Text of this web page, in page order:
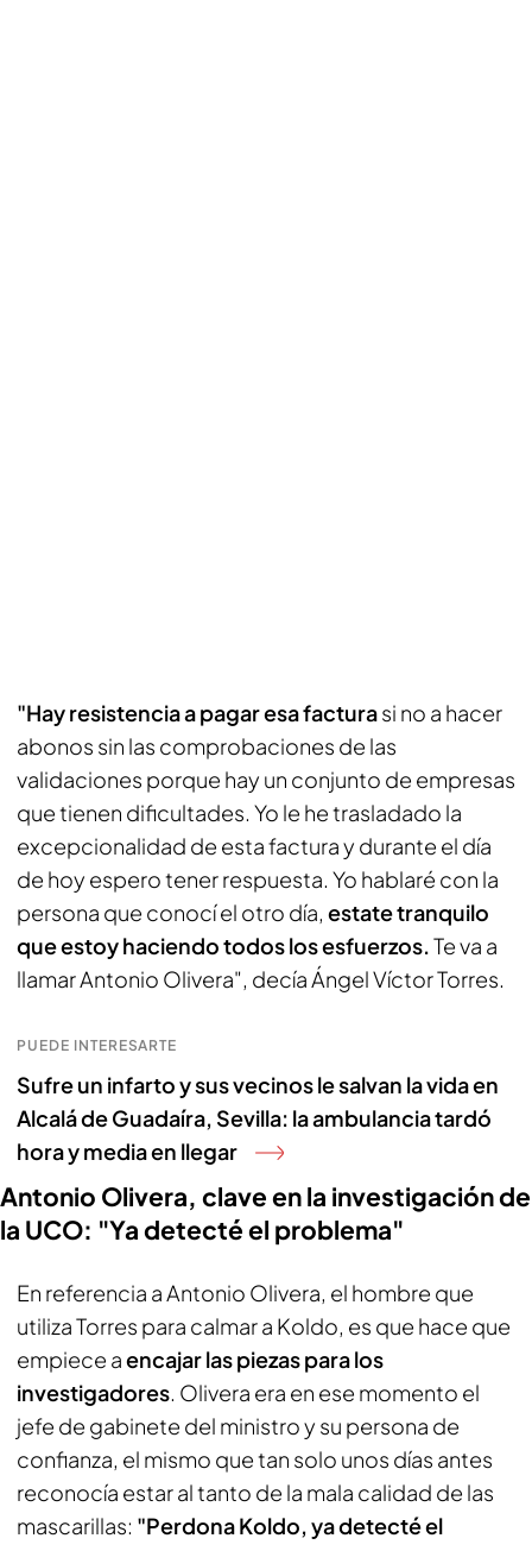
"Hay resistencia a pagar esa facturasi no a hacer
abonos sin las comprobaciones de las
validaciones porque hay un conjunto de empresas
que tienen dificultades. Yo le he trasladado la
excepcionalidad de esta factura y durante el día
de hoy espero tener respuesta. Yo hablaré con la
persona que conocí el otro día, estate tranquilo
que estoy haciendo todos los esfuerzos.Te va a
llamar Antonio Olivera", decía Ángel Víctor Torres.
PUEDE INTERESARTE
Sufre un infarto y sus vecinos le salvan la vida en
Alcalá de Guadaíra, Sevilla: la ambulancia tardó
hora y media en llegar
Antonio Olivera, clave en la investigación de
la UCO: "Ya detecté el problema"
En referencia a Antonio Olivera, el hombre que
utiliza Torres para calmar a Koldo, es que hace que
empiece aencajar las piezas para los
investigadores. Olivera era en ese momento el
jefe de gabinete del ministro y su persona de
confianza, el mismo que tan solo unos días antes
reconocía estar al tanto de la mala calidad de las
mascarillas: "Perdona Koldo, ya detecté el